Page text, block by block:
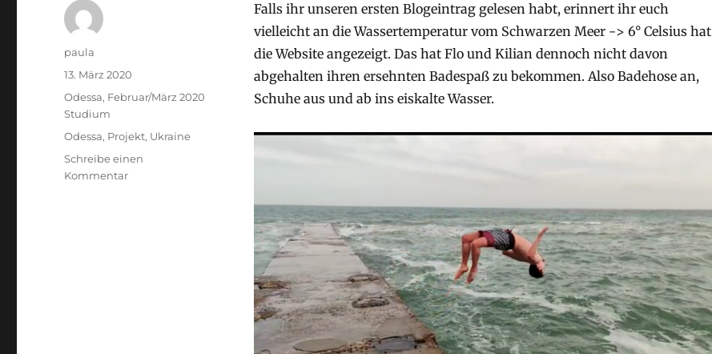
Falls ihr unseren ersten Blogeintrag gelesen habt, erinnert ihr euch
vielleicht an die Wassertemperatur vom Schwarzen Meer -> 6° Celsius hat
die Website angezeigt. Das hat Flo und Kilian dennoch nicht davon
abgehalten ihren ersehnten Badespaß zu bekommen. Also Badehose an,
Schuhe aus und ab ins eiskalte Wasser.
Autor
paula
Veröffentlicht
am
13. März 2020
Stay
Odessa, Februar/März 2020
Kategorien
Studium
Schlagwörter
Odessa, Projekt, Ukraine
Schreibe einen
Kommentarzu